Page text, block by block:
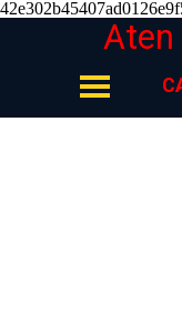
Aten
Salta menù